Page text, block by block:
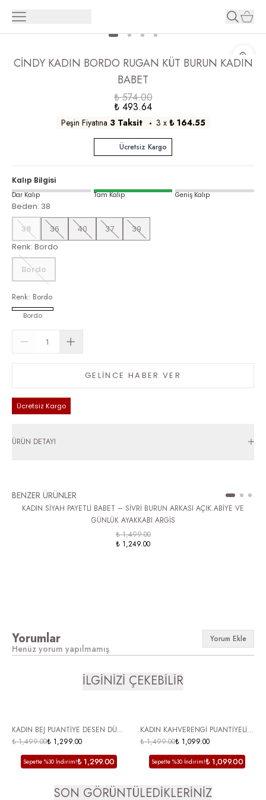
CİNDY KADIN BORDO RUGAN KÜT BURUN KADIN
BABET
₺ 574.00
₺ 493.64
Peşin Fiyatına 3 Taksit 3 x ₺ 164.55
Ücretsiz Kargo
Kalıp Bilgisi
Dar Kalıp Tam Kalıp Geniş Kalıp
Beden: 38
38
36 40 37
39
Renk: Bordo
Bordo
Renk: Bordo
Bordo
GELİNCE HABER VER
Ücretsiz Kargo
ÜRÜN DETAYI
BENZER ÜRÜNLER
KADIN SİYAH PAYETLİ BABET – SİVRİ BURUN ARKASI AÇIK ABİYE VE
GÜNLÜK AYAKKABI ARGİS
₺ 1,499.00
₺ 1,249.00
Yorumlar Yorum Ekle
Henüz yorum yapılmamış
İLGİNİZİ ÇEKEBİLİR
ÜCRETSİZ KARGO
KADIN BEJ PUANTİYE DESEN DÜZ
TABAN AYARLANABİLİR TOKA
DETAY BABET
₺ 1,499.00₺ 1,299.00
Sepette %30 İndirim!₺ 1,299.00
ÜCRETSİZ KARGO
KADIN KAHVERENGİ PUANTİYELİ
SİVRİ BURUN SLİNGBACK BABET
ŞIK VE RAHAT GÜNLÜK AYAKKABI
JUE
₺ 1,499.00₺ 1,099.00
Sepette %30 İndirim!₺ 1,099.00
SON GÖRÜNTÜLEDİKLERİNİZ